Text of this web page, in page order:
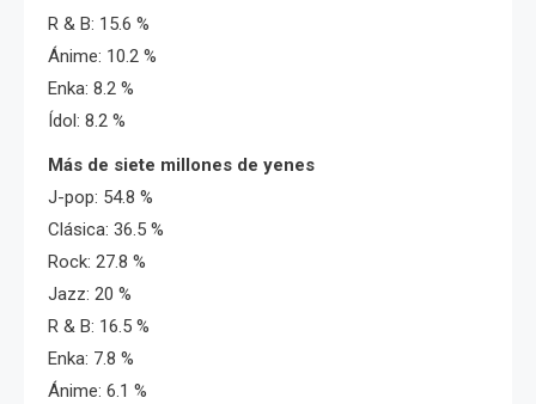
R & B: 15.6 %
Ánime: 10.2 %
Enka: 8.2 %
Ídol: 8.2 %
Más de siete millones de yenes
J-pop: 54.8 %
Clásica: 36.5 %
Rock: 27.8 %
Jazz: 20 %
R & B: 16.5 %
Enka: 7.8 %
Ánime: 6.1 %